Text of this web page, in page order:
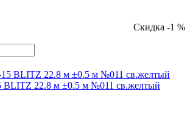
Скидка -1 %
BLITZ 22.8 м ±0.5 м №011 св.желтый